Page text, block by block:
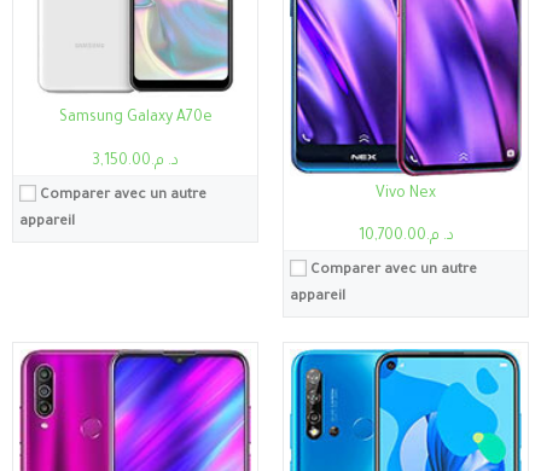
Samsung Galaxy A70e
د. م.3,150.00
Comparer avec un autre
appareil
Vivo Nex
د. م.10,700.00
Comparer avec un autre
appareil
Android 9.0 (Pie), Flyme 8
Voir les détails →
Caméra:
48MP
Système:
Android 10, EMUI 10.1, pas de services Google Play
Batterie:4000 mAh
Voir les détails →
Processeur:
Snapdragon 450
RAM: 3Go
Stockage:3Go, 64Go
Processeur:
RAM: 4Go
Stockage: 4Go, 128Go